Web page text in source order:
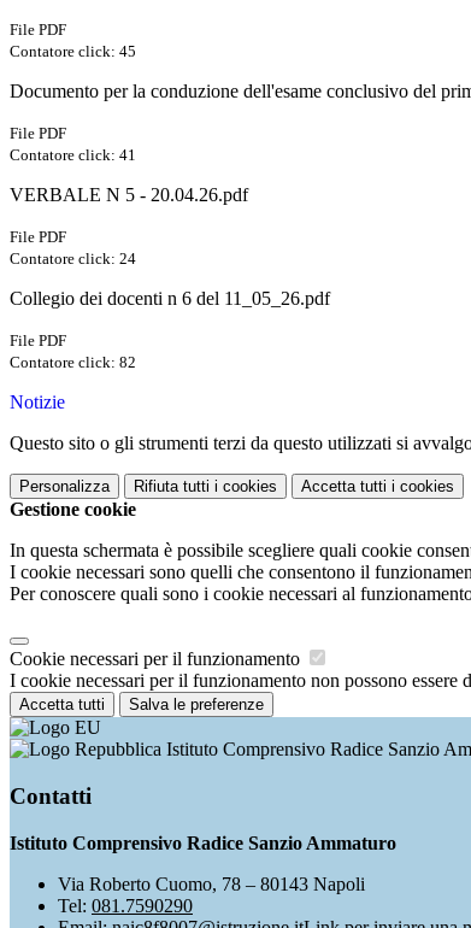
File PDF
Contatore click: 45
Documento per la conduzione dell'esame conclusivo del
File PDF
Contatore click: 41
VERBALE N 5 - 20.04.26.pdf
File PDF
Contatore click: 24
Collegio dei docenti n 6 del 11_05_26.pdf
File PDF
Contatore click: 82
Notizie
Questo sito o gli strumenti terzi da questo utilizzati si
Personalizza Rifiuta tutti i cookies Accetta tutti i cookies
Gestione cookie
In questa schermata è possibile scegliere quali cookie
I cookie necessari sono quelli che consentono il
Per conoscere quali sono i cookie necessari al
Cookie necessari per il funzionamento
I cookie necessari per il funzionamento non possono
Accetta tutti Salva le preferenze
Istituto Comprensivo Radice Sanzio
Contatti
Istituto Comprensivo Radice Sanzio Ammaturo
Via Roberto Cuomo, 78 – 80143 Napoli
Tel: 081.7590290